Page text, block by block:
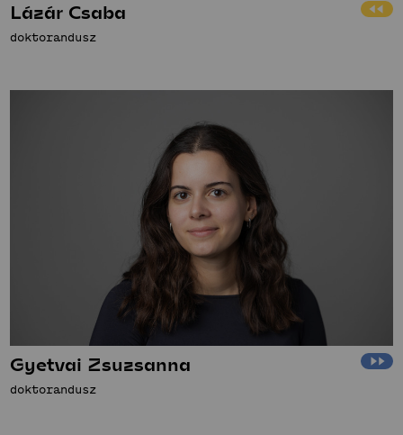
Lázár Csaba
doktorandusz
Gyetvai Zsuzsanna
doktorandusz